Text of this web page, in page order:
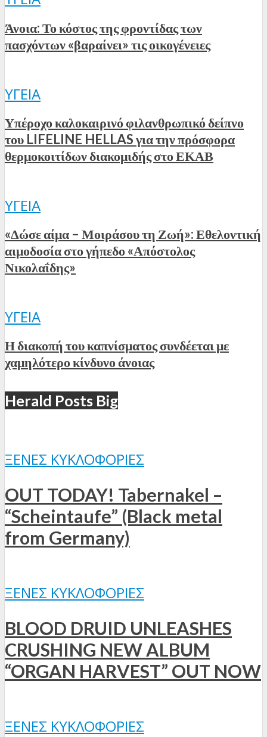
Άνοια: Το κόστος της φροντίδας των
πασχόντων «βαραίνει» τις οικογένειες
ΥΓΕΊΑ
Υπέροχο καλοκαιρινό φιλανθρωπικό δείπνο
του LIFELINE HELLAS για την πρόσφορα
θερμοκοιτίδων διακομιδής στο ΕΚΑΒ
ΥΓΕΊΑ
«Δώσε αίμα – Μοιράσου τη Ζωή»: Εθελοντική
αιμοδοσία στο γήπεδο «Απόστολος
Νικολαΐδης»
ΥΓΕΊΑ
Η διακοπή του καπνίσματος συνδέεται με
χαμηλότερο κίνδυνο άνοιας
Herald Posts Big
ΞΈΝΕΣ ΚΥΚΛΟΦΟΡΊΕΣ
OUT TODAY! Tabernakel –
“Scheintaufe” (Black metal
from Germany)
ΞΈΝΕΣ ΚΥΚΛΟΦΟΡΊΕΣ
BLOOD DRUID UNLEASHES
CRUSHING NEW ALBUM
“ORGAN HARVEST” OUT NOW
ΞΈΝΕΣ ΚΥΚΛΟΦΟΡΊΕΣ